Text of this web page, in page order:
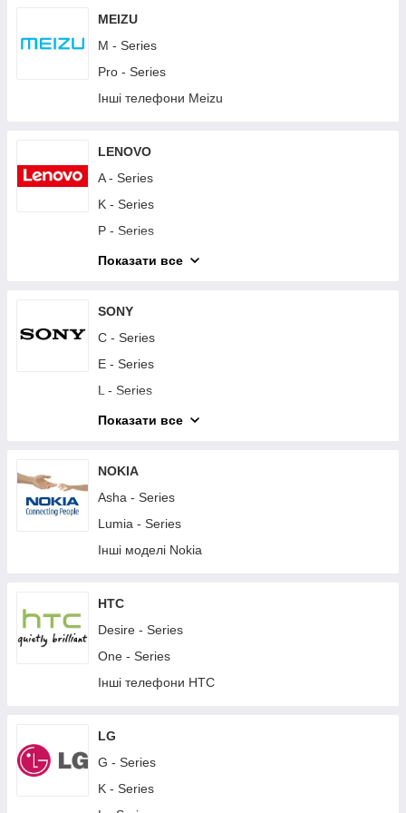
Y - Series
Інші телефони Huawei
Планшети Huawei
MEIZU
M - Series
Pro - Series
Інші телефони Meizu
LENOVO
A - Series
K - Series
P - Series
S - Series
Другие телефоны Lenovo
Планшети Lenovo
Показати все
SONY
C - Series
E - Series
L - Series
M - Series
X - Series
XA - Series
XZ - Series
Z - Series
Планшети Sony
Показати все
NOKIA
Asha - Series
Lumia - Series
Інші моделі Nokia
HTC
Desire - Series
One - Series
Інші телефони HTC
LG
G - Series
K - Series